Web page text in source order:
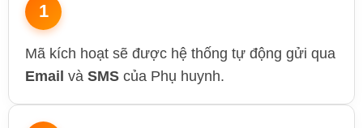
1
Mã kích hoạt sẽ được hệ thống tự động gửi qua
Email và SMS của Phụ huynh.